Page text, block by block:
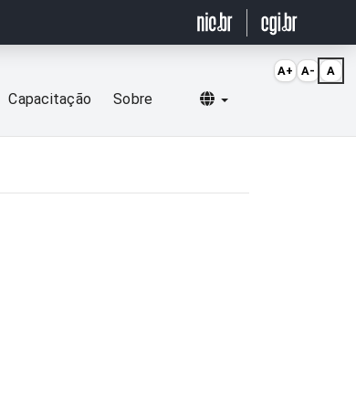
Capacitação Sobre Selecionar idioma
A+ A- A